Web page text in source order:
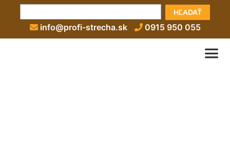
HĽADAŤ
info@profi-strecha.sk 0915 950 055